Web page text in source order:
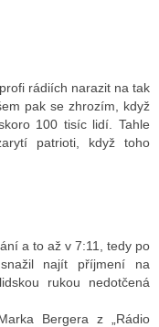
rádiích narazit na tak
pak se zhrozím, když
100 tisíc lidí. Tahle
patrioti, když toho
a to až v 7:11, tedy po
najít příjmení na
rukou nedotčená
Bergera z „Rádio